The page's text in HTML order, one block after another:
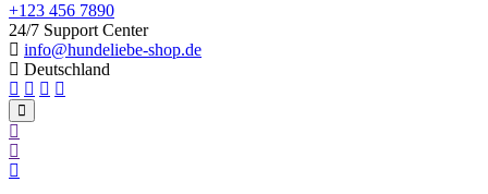
+123 456 7890
24/7 Support Center
info@hundeliebe-shop.de
Deutschland